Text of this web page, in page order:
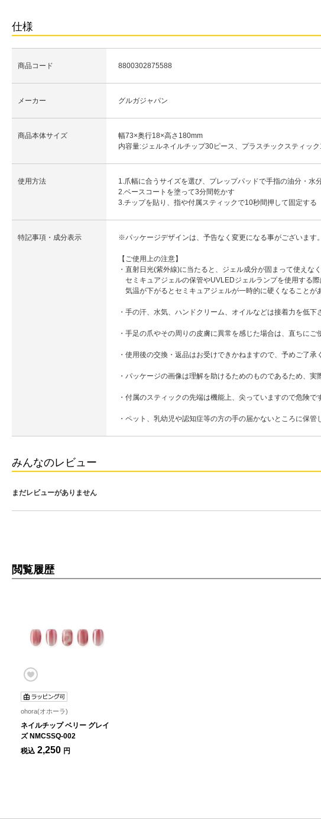
仕様
商品コード 8800302875588
メーカー グルガジャパン
商品本体サイズ
幅73×奥行18×高さ180mm
内容量:ジェルネイルチップ30ピース、プラスチックスティッ
使用方法
1.爪幅に合うサイズを選び、プレップパッドで手指の油分・水
2.ベースコートを塗って3分間乾かす
3.チップを貼り、指や付属スティックで10秒間押して固定する
特記事項・成分表示 ※パッケージデザインは、予告なく変更になる事がございます
【ご使用上の注意】
・直射日光(紫外線)に当たると、ジェル成分が固まって使えなく
セミキュアジェルの保管やUVLEDジェルランプを使用する
気温が下がるとセミキュアジェルが一時的に硬くなることが
・手の汗、水気、ハンドクリーム、オイルなどは接着力を低
・手足の爪やその周りの皮膚に異常を感じた場合は、直ちにご
・使用後の交換・返品はお受けできかねますので、予めご了承
・パッケージの画像は理解を助けるためのものであるため、実
・付属のスティックの先端は機能上、尖っていますので危険で
・ペット、乳幼児や認知症等の方の手の届かないところに保管
みんなのレビュー
まだレビューがありません
閲覧履歴
ohora(オホーラ)
ネイルチップ ベリー グレイ
ズ NMCSSQ-002
税込 2,250 円